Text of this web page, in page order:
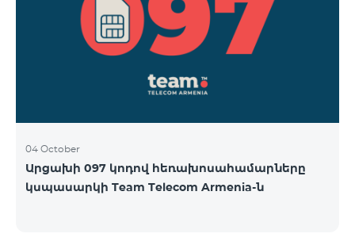
размещенными на сайте www.telecomarmenia.am и
публичной офертой. Абоненты телефонных
номеров с префиксом 097, будут обслуживаться по
04 October
Արցախի 097 կոդով հեռախոսահամարները
կսպասարկի Team Telecom Armenia-ն